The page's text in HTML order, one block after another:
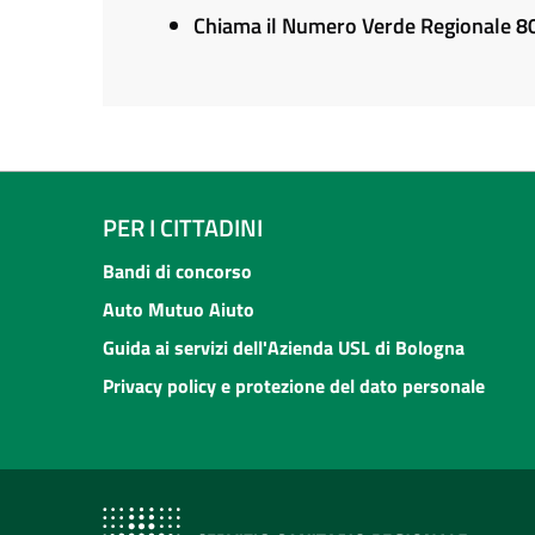
Chiama il Numero Verde Regionale
PER I CITTADINI
Bandi di concorso
Auto Mutuo Aiuto
Guida ai servizi dell'Azienda USL di Bologna
Privacy policy e protezione del dato personale